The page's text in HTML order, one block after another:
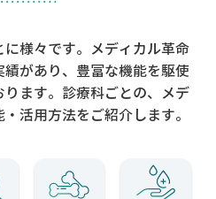
様々です。メディカル革命
があり、 豊富な機能を駆使
ます。 診療科ごとの、メデ
活用方法をご紹介します。